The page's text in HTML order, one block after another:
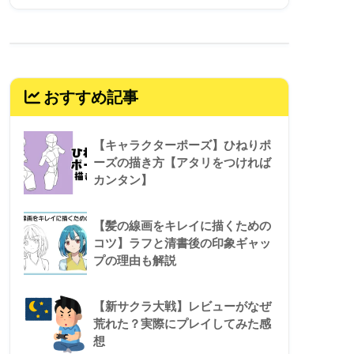
おすすめ記事
【キャラクターポーズ】ひねりポ
ーズの描き方【アタリをつければ
カンタン】
【髪の線画をキレイに描くための
コツ】ラフと清書後の印象ギャッ
プの理由も解説
【新サクラ大戦】レビューがなぜ
荒れた？実際にプレイしてみた感
想